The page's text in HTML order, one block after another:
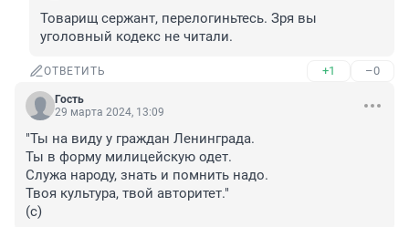
Товарищ сержант, перелогиньтесь. Зря вы
уголовный кодекс не читали.
ОТВЕТИТЬ +1 –0
Гость
29 марта 2024, 13:09
"Ты на виду у граждан Ленинграда.
Ты в форму милицейскую одет.
Служа народу, знать и помнить надо.
Твоя культура, твой авторитет."
(с)